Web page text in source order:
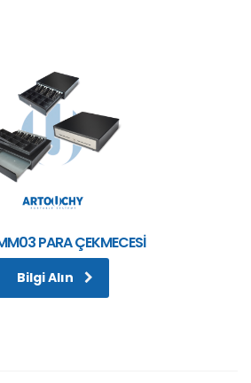
PARA ÇEKMECESİ
Bilgi Alın